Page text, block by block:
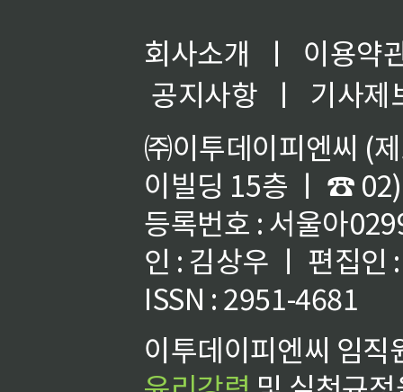
회사소개 ㅣ
이용약
공지사항
ㅣ
기사제
㈜이투데이피엔씨 (
이빌딩 15층 ㅣ ☎
등록번호 : 서울아
인 : 김상우 ㅣ 편집인
ISSN : 2951-4681
이투데이피엔씨 임